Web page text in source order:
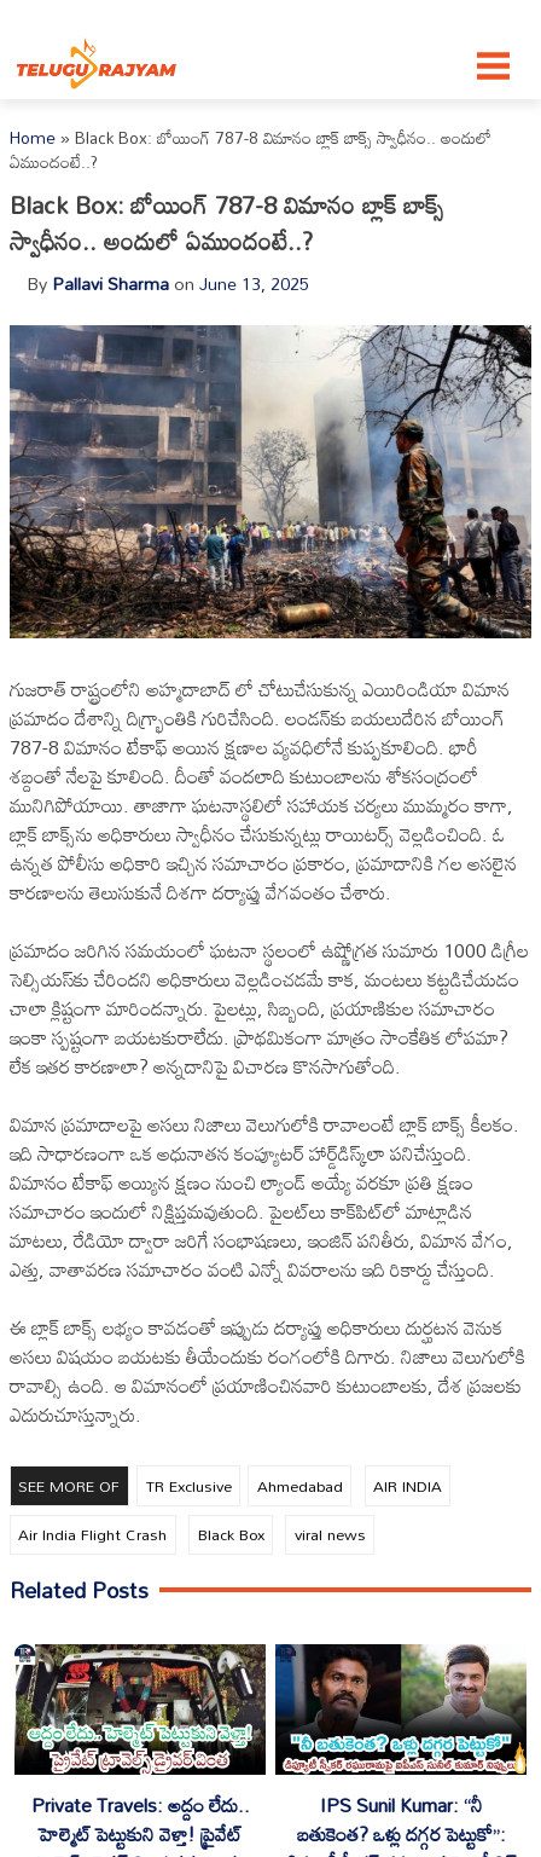
Home»Black Box: బోయింగ్ 787-8 విమానం బ్లాక్ బాక్స్ స్వాధీనం.. అందులో
ఏముందంటే..?
Black Box: బోయింగ్ 787-8 విమానం బ్లాక్ బాక్స్
స్వాధీనం.. అందులో ఏముందంటే..?
ByPallavi SharmaonJune 13, 2025
గుజరాత్ రాష్ట్రంలోని అహ్మదాబాద్‌ లో చోటుచేసుకున్న ఎయిరిండియా విమాన
ప్రమాదం దేశాన్ని దిగ్భ్రాంతికి గురిచేసింది. లండన్‌కు బయలుదేరిన బోయింగ్
787-8 విమానం టేకాఫ్ అయిన క్షణాల వ్యవధిలోనే కుప్పకూలింది. భారీ
శబ్దంతో నేలపై కూలింది. దీంతో వందలాది కుటుంబాలను శోకసంద్రంలో
మునిగిపోయాయి. తాజాగా ఘటనాస్థలిలో సహాయక చర్యలు ముమ్మరం కాగా,
బ్లాక్ బాక్స్‌ను అధికారులు స్వాధీనం చేసుకున్నట్లు రాయిటర్స్‌ వెల్లడించింది. ఓ
ఉన్నత పోలీసు అధికారి ఇచ్చిన సమాచారం ప్రకారం, ప్రమాదానికి గల అసలైన
కారణాలను తెలుసుకునే దిశగా దర్యాప్తు వేగవంతం చేశారు.
ప్రమాదం జరిగిన సమయంలో ఘటనా స్థలంలో ఉష్ణోగ్రత సుమారు 1000 డిగ్రీల
సెల్సియస్‌కు చేరిందని అధికారులు వెల్లడించడమే కాక, మంటలు కట్టడిచేయడం
చాలా క్లిష్టంగా మారిందన్నారు. పైలట్లు, సిబ్బంది, ప్రయాణికుల సమాచారం
ఇంకా స్పష్టంగా బయటకురాలేదు. ప్రాథమికంగా మాత్రం సాంకేతిక లోపమా?
లేక ఇతర కారణాలా? అన్నదానిపై విచారణ కొనసాగుతోంది.
విమాన ప్రమాదాలపై అసలు నిజాలు వెలుగులోకి రావాలంటే బ్లాక్ బాక్స్‌ కీలకం.
ఇది సాధారణంగా ఒక అధునాతన కంప్యూటర్ హార్డ్‌డిస్క్‌లా పనిచేస్తుంది.
విమానం టేకాఫ్‌ అయ్యిన క్షణం నుంచి ల్యాండ్ అయ్యే వరకూ ప్రతి క్షణం
సమాచారం ఇందులో నిక్షిప్తమవుతుంది. పైలట్‌లు కాక్‌పిట్‌లో మాట్లాడిన
మాటలు, రేడియో ద్వారా జరిగే సంభాషణలు, ఇంజిన్ పనితీరు, విమాన వేగం,
ఎత్తు, వాతావరణ సమాచారం వంటి ఎన్నో వివరాలను ఇది రికార్డు చేస్తుంది.
ఈ బ్లాక్ బాక్స్‌ లభ్యం కావడంతో ఇప్పుడు దర్యాప్తు అధికారులు దుర్ఘటన వెనుక
అసలు విషయం బయటకు తీయేందుకు రంగంలోకి దిగారు. నిజాలు వెలుగులోకి
రావాల్సి ఉంది. ఆ విమానంలో ప్రయాణించినవారి కుటుంబాలకు, దేశ ప్రజలకు
ఎదురుచూస్తున్నారు.
SEE MORE OF TR Exclusive Ahmedabad
AIR INDIA
Air India Flight Crash
Black Box viral news
Related Posts
Private Travels: అద్దం లేదు..
హెల్మెట్ పెట్టుకుని వెళ్తా! ప్రైవేట్
IPS Sunil Kumar: “నీ
బతుకెంత? ఒళ్లు దగ్గర పెట్టుకో”: